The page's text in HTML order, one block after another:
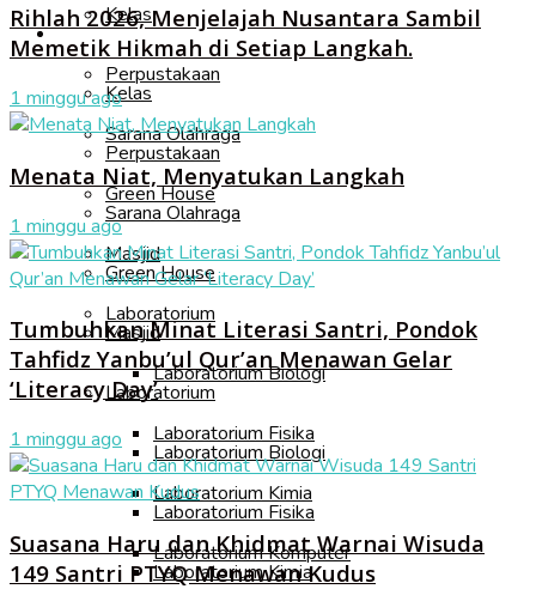
Kelas
Perpustakaan
Sarana Olahraga
Green House
Masjid
Laboratorium
Laboratorium Biologi
Laboratorium Fisika
Laboratorium Kimia
Laboratorium Komputer
Fasilitas
Kelas
Perpustakaan
Sarana Olahraga
Green House
Masjid
Laboratorium
Laboratorium Biologi
Laboratorium Fisika
Laboratorium Kimia
Rihlah 2026, Menjelajah Nusantara Sambil
Memetik Hikmah di Setiap Langkah.
1 minggu ago
Menata Niat, Menyatukan Langkah
1 minggu ago
Tumbuhkan Minat Literasi Santri, Pondok
Tahfidz Yanbu’ul Qur’an Menawan Gelar
‘Literacy Day’
1 minggu ago
Suasana Haru dan Khidmat Warnai Wisuda
149 Santri PTYQ Menawan Kudus